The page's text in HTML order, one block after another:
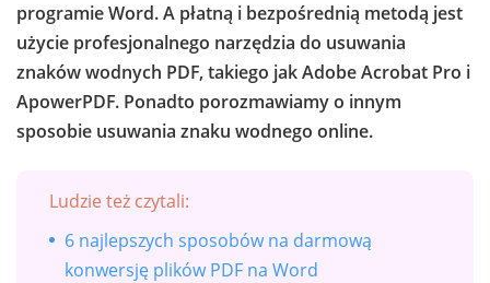
programie Word. A płatną i bezpośrednią metodą jest
użycie profesjonalnego narzędzia do usuwania
znaków wodnych PDF, takiego jak Adobe Acrobat Pro i
ApowerPDF. Ponadto porozmawiamy o innym
sposobie usuwania znaku wodnego online.
Ludzie też czytali:
6 najlepszych sposobów na darmową
konwersję plików PDF na Word